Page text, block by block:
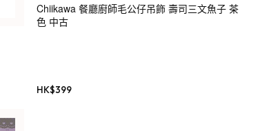
Chiikawa 餐廳廚師毛公仔吊飾 壽司三文魚子 茶
色 中古
HK$399